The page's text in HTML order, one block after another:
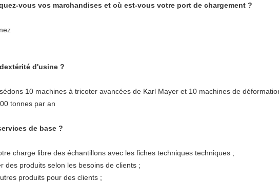
vous vos marchandises et où est-vous votre port de chargement ?
d'usine ?
10 machines à tricoter avancées de Karl Mayer et 10 machines de
tonnes par an
de base ?
charge libre des échantillons avec les fiches techniques techniques ;
des produits selon les besoins de clients ;
produits pour des clients ;